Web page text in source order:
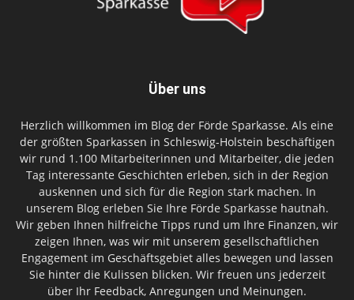
Über uns
Herzlich willkommen im Blog der Förde Sparkasse. Als eine
der größten Sparkassen in Schleswig-Holstein beschäftigen
wir rund 1.100 Mitarbeiterinnen und Mitarbeiter, die jeden
Tag interessante Geschichten erleben, sich in der Region
auskennen und sich für die Region stark machen. In
unserem Blog erleben Sie Ihre Förde Sparkasse hautnah.
Wir geben Ihnen hilfreiche Tipps rund um Ihre Finanzen, wir
zeigen Ihnen, was wir mit unserem gesellschaftlichen
Engagement im Geschäftsgebiet alles bewegen und lassen
Sie hinter die Kulissen blicken. Wir freuen uns jederzeit
über Ihr Feedback, Anregungen und Meinungen.